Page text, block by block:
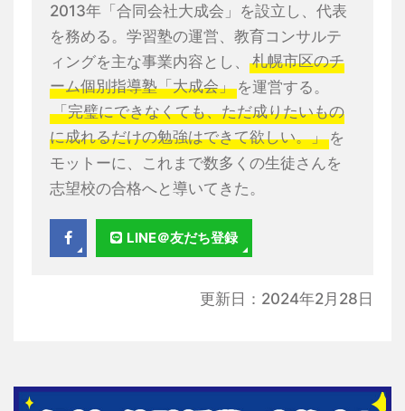
2013年「合同会社大成会」を設立し、代表
を務める。学習塾の運営、教育コンサルテ
ィングを主な事業内容とし、
札幌市区のチ
ーム個別指導塾「大成会」 を運営する。
「完璧にできなくても、ただ成りたいもの
に成れるだけの勉強はできて欲しい。」 を
モットーに、これまで数多くの生徒さんを
志望校の合格へと導いてきた。
LINE＠友だち登録
更新日：2024年2月28日